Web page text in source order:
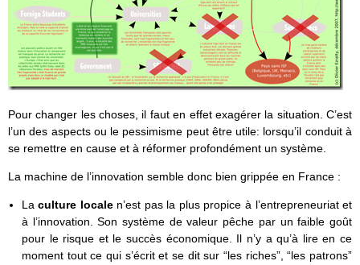
Pour changer les choses, il faut en effet exagérer la situation. C’est
l’un des aspects ou le pessimisme peut être utile: lorsqu’il conduit à
se remettre en cause et à réformer profondément un système.
La machine de l’innovation semble donc bien grippée en France :
Laculture locale n’est pas la plus propice à l’entrepreneuriat et
à l’innovation. Son système de valeur pêche par un faible goût
pour le risque et le succès économique. Il n’y a qu’à lire en ce
moment tout ce qui s’écrit et se dit sur “les riches”, “les patrons”